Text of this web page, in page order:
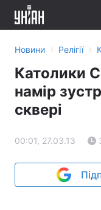
Новини › Релігії ›
Католики
намір
сквері
00:01, 27.03.13